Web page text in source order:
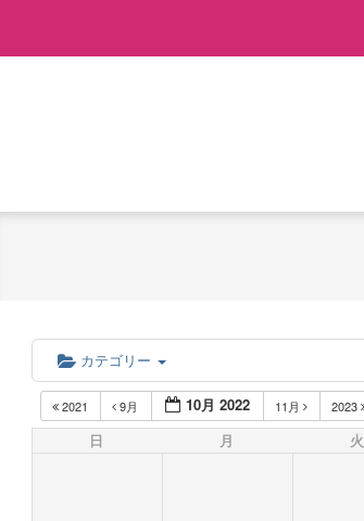
カテゴリー
2021 9月 10月 2022 11月 2023
日 月 火